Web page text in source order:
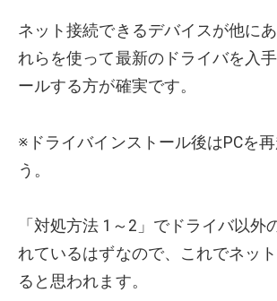
ネット接続できるデバイスが他に
れらを使って最新のドライバを入
ールする方が確実です。
※ドライバインストール後はPCを
う。
「対処方法 1～2」でドライバ以外
れているはずなので、これでネッ
ると思われます。